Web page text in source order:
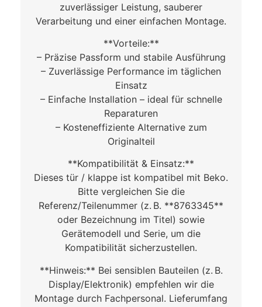
zuverlässiger Leistung, sauberer
Verarbeitung und einer einfachen Montage.
**Vorteile:**
– Präzise Passform und stabile Ausführung
– Zuverlässige Performance im täglichen
Einsatz
– Einfache Installation – ideal für schnelle
Reparaturen
– Kosteneffiziente Alternative zum
Originalteil
**Kompatibilität & Einsatz:**
Dieses tür / klappe ist kompatibel mit Beko.
Bitte vergleichen Sie die
Referenz/Teilenummer (z. B. **8763345**
oder Bezeichnung im Titel) sowie
Gerätemodell und Serie, um die
Kompatibilität sicherzustellen.
**Hinweis:** Bei sensiblen Bauteilen (z. B.
Display/Elektronik) empfehlen wir die
Montage durch Fachpersonal. Lieferumfang